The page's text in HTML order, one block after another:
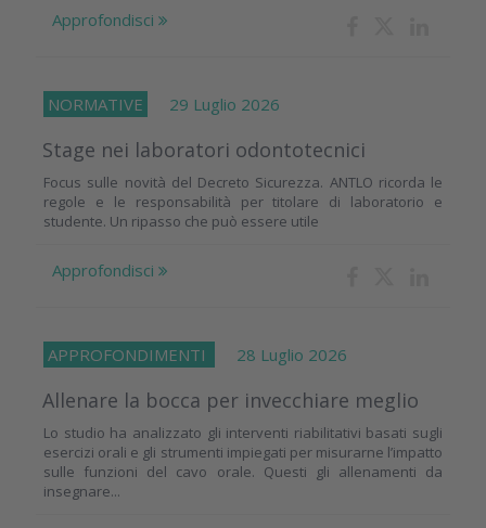
Approfondisci
NORMATIVE 29 Luglio 2026
Stage nei laboratori odontotecnici
Focus sulle novità del Decreto Sicurezza. ANTLO ricorda le
regole e le responsabilità per titolare di laboratorio e
studente. Un ripasso che può essere utile
Approfondisci
APPROFONDIMENTI 28 Luglio 2026
Allenare la bocca per invecchiare meglio
Lo studio ha analizzato gli interventi riabilitativi basati sugli
esercizi orali e gli strumenti impiegati per misurarne l’impatto
sulle funzioni del cavo orale. Questi gli allenamenti da
insegnare...